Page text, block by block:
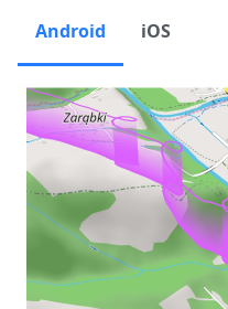
Android iOS